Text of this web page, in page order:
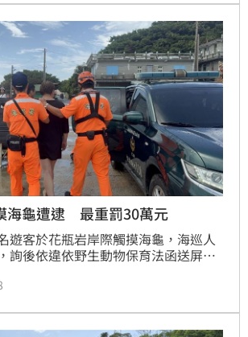
。
海龜遭逮 最重罰30萬元
遊客於花瓶岩岸際觸摸海龜，海巡人
詢後依違依野生動物保育法函送屏東